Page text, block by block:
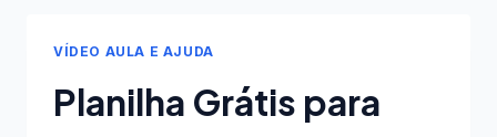
DE
SUA
VÍDEO AULA E AJUDA
Planilha Grátis para